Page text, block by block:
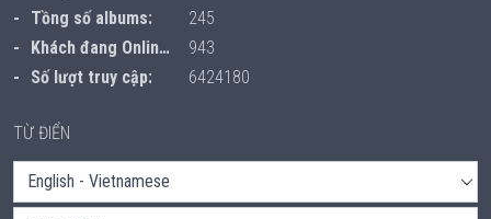
Tồng số albums:
245
Khách đang Online:
943
Số lượt truy cập:
6424180
TỪ ĐIỂN